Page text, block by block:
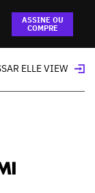
ASSINE OU
COMPRE
ELLE VIEW